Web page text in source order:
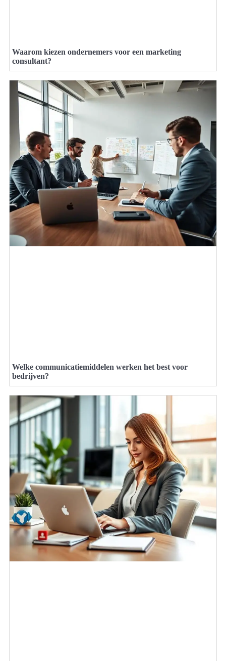
Waarom kiezen ondernemers voor een marketing
consultant?
Welke communicatiemiddelen werken het best voor
bedrijven?